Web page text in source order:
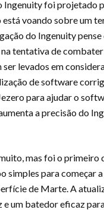
Ingenuity foi projetado
voando sobre um
do Ingenuity
tentativa de
levados em
de software
para ajudar o
a precisão do
mas foi o
simples para começar
de Marte. A
um batedor eficaz